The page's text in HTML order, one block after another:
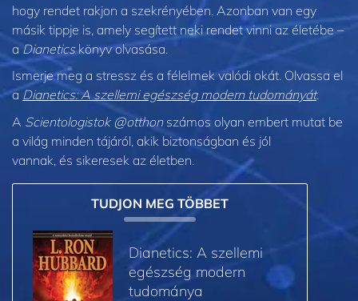
hogy rendet rakjon a szekrényében. Azonban van egy
másik tippje is, amely segített neki rendet vinni az életébe –
a Dianeticskönyv olvasása.
Ismerje meg a stressz és a félelmek valódi okát. Olvassa el
a Dianetics: A szellemi egészség modern tudományát.
A Scientologistok @otthonszámos olyan embert mutat be
a világ minden tájáról, akik biztonságban és jól
vannak, és sikeresek az életben.
TUDJON MEG TÖBBET
Dianetics: A szellemi
egészség modern
tudománya